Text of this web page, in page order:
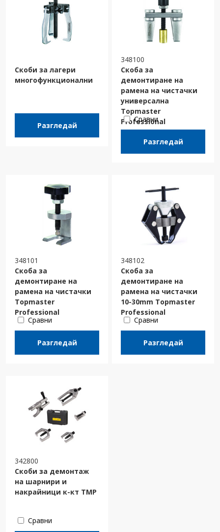
Скоби за лагери
многофункционални
Разгледай
348100
Скоба за
демонтиране на
рамена на чистачки
универсална
Topmaster
Professional
Сравни
Разгледай
348101
Скоба за
демонтиране на
рамена на чистачки
Topmaster
Professional
Сравни
Разгледай
348102
Скоба за
демонтиране на
рамена на чистачки
10-30mm Topmaster
Professional
Сравни
Разгледай
342800
Скоби за демонтаж
на шарнири и
накрайници к-кт TMP
Сравни